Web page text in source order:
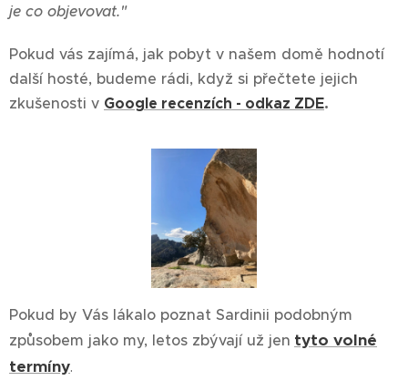
je co objevovat."
Pokud vás zajímá, jak pobyt v našem domě hodnotí
další hosté, budeme rádi, když si přečtete jejich
zkušenosti v Google recenzích - odkaz ZDE.
Pokud by Vás lákalo poznat Sardinii podobným
způsobem jako my, letos zbývají už jen tyto volné
termíny.